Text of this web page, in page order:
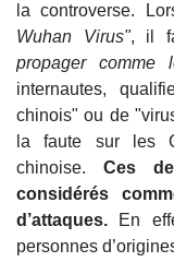
la controverse.
Wuhan Virus", il
propager comme
internautes,
chinois" ou de
la faute sur les
chinoise.Ces
considérés
d’attaques.
En
personnes